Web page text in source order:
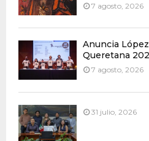
7 agosto, 2026
Anuncia
Queretana
7 agosto, 2026
31 julio, 2026